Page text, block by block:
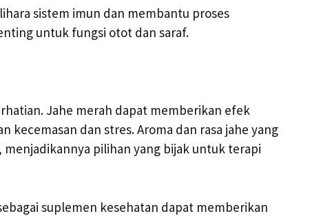
sistem imun dan membantu proses
untuk fungsi otot dan saraf.
Jahe merah dapat memberikan efek
kecemasan dan stres. Aroma dan rasa jahe yang
pilihan yang bijak untuk terapi
suplemen kesehatan dapat memberikan